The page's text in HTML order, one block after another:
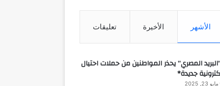
الأشهر الأخيرة تعليقات
المصري” يحذر المواطنين من حملات احتيال
جديدة*
مايو 23, 2025